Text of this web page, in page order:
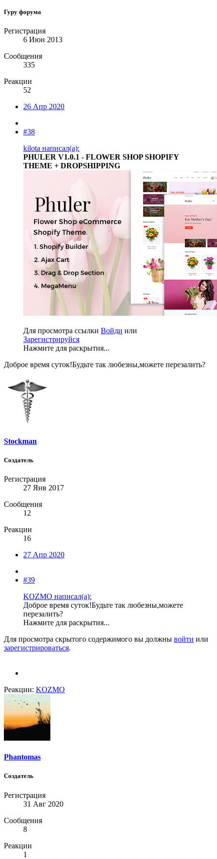
Гуру форума
Регистрация
6 Июн 2013
Сообщения
335
Реакции
52
26 Апр 2020
#38
kilota написал(а):
PHULER V1.0.1 - FLOWER SHOP SHOPIFY
THEME + DROPSHIPPING
Для просмотра ссылки Войди или
Зарегистрируйся
Нажмите для раскрытия...
Доброе время суток!Будьте так любезны,можете перезалить?
Stockman
Создатель
Регистрация
27 Янв 2017
Сообщения
12
Реакции
16
27 Апр 2020
#39
KOZMO написал(а):
Доброе время суток!Будьте так любезны,можете
перезалить?
Нажмите для раскрытия...
Для просмотра скрытого содержимого вы должны войти или
зарегистрироваться.
Реакции: KOZMO
Phantomas
Создатель
Регистрация
31 Авг 2020
Сообщения
8
Реакции
1